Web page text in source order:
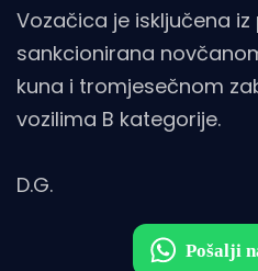
Vozačica je isključena
sankcionirana
kuna i tromjesečnom
vozilima B kategorije.
D.G.